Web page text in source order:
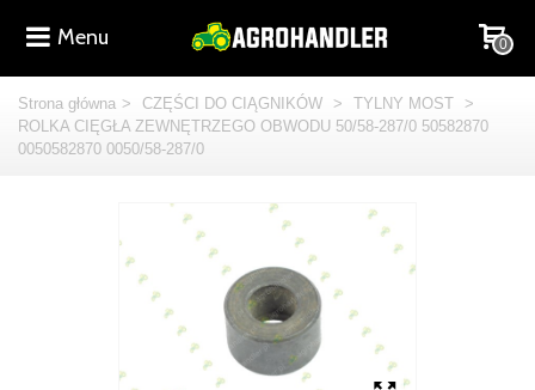
Menu 0
Strona główna > CZĘŚCI DO CIĄGNIKÓW > TYLNY MOST >
ROLKA CIĘGŁA ZEWNĘTRZEGO OBWODU 50/58-287/0 50582870
0050582870 0050/58-287/0